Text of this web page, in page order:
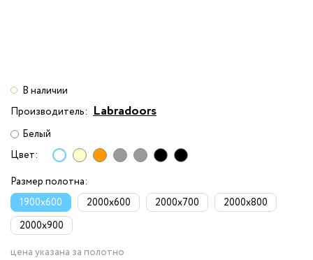
В наличии
Производитель: Labradoors
Белый
Цвет:
Размер полотна:
1900x600
2000x600 2000x700
2000x800
2000x900
цена указана за полотно